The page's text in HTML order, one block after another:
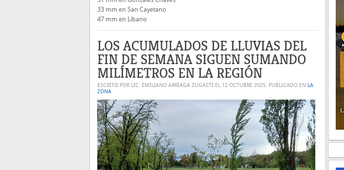
33 mm en San Cayetano
47 mm en Líbano
LOS ACUMULADOS DE LLUVIAS DEL
FIN DE SEMANA SIGUEN SUMANDO
MILÍMETROS EN LA REGIÓN
ESCRITO POR LIC. EMILIANO ARRIAGA ZUGASTI EL 12 OCTUBRE 2025. PUBLICADO EN LA
ZONA